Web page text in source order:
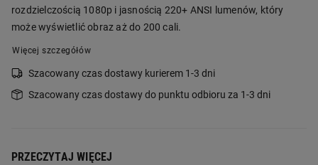
rozdzielczością 1080p i jasnością 220+ ANSI lumenów, który
może wyświetlić obraz aż do 200 cali.
Więcej szczegółów
Szacowany czas dostawy kurierem 1-3 dni
Szacowany czas dostawy do punktu odbioru za 1-3 dni
PRZECZYTAJ WIĘCEJ